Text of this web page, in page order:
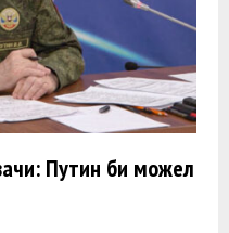
Путин би можел